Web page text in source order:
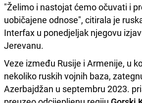
"Želimo i nastojat ćemo očuvati i
uobičajene odnose", citirala je
Interfax u ponedjeljak njegovu
Jerevanu.
Veze između Rusije i Armenije, u
nekoliko ruskih vojnih baza,
Azerbajdžan u septembru 2023.